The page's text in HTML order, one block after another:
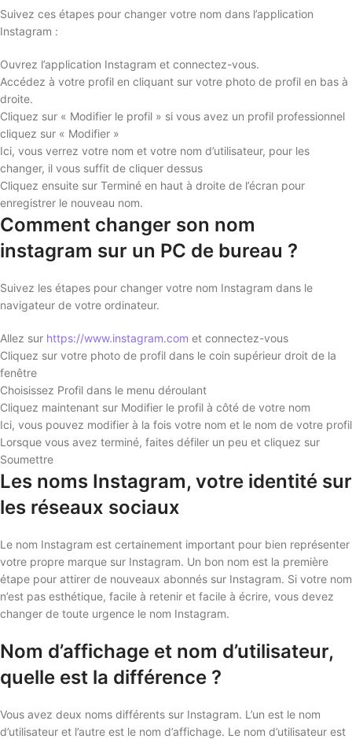
Suivez ces étapes pour changer votre nom dans l’application
Instagram :
Ouvrez l’application Instagram et connectez-vous.
Accédez à votre profil en cliquant sur votre photo de profil en bas à
droite.
Cliquez sur « Modifier le profil » si vous avez un profil professionnel
cliquez sur « Modifier »
Ici, vous verrez votre nom et votre nom d’utilisateur, pour les
changer, il vous suffit de cliquer dessus
Cliquez ensuite sur Terminé en haut à droite de l’écran pour
enregistrer le nouveau nom.
Comment changer son nom
instagram sur un PC de bureau ?
Suivez les étapes pour changer votre nom Instagram dans le
navigateur de votre ordinateur.
Allez sur https://www.instagram.com et connectez-vous
Cliquez sur votre photo de profil dans le coin supérieur droit de la
fenêtre
Choisissez Profil dans le menu déroulant
Cliquez maintenant sur Modifier le profil à côté de votre nom
Ici, vous pouvez modifier à la fois votre nom et le nom de votre profil
Lorsque vous avez terminé, faites défiler un peu et cliquez sur
Soumettre
Les noms Instagram, votre identité sur
les réseaux sociaux
Le nom Instagram est certainement important pour bien représenter
votre propre marque sur Instagram. Un bon nom est la première
étape pour attirer de nouveaux abonnés sur Instagram. Si votre nom
n’est pas esthétique, facile à retenir et facile à écrire, vous devez
changer de toute urgence le nom Instagram.
Nom d’affichage et nom d’utilisateur,
quelle est la différence ?
Vous avez deux noms différents sur Instagram. L’un est le nom
d’utilisateur et l’autre est le nom d’affichage. Le nom d’utilisateur est